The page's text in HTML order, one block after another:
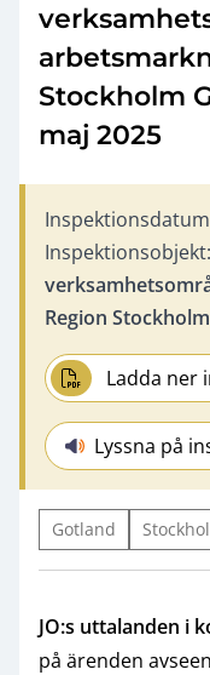
Stockholm
maj 2025
Inspektionsobjekt:
Region
Ladda ner
Lyssna på
Gotland
JO:s uttalanden i
på ärenden